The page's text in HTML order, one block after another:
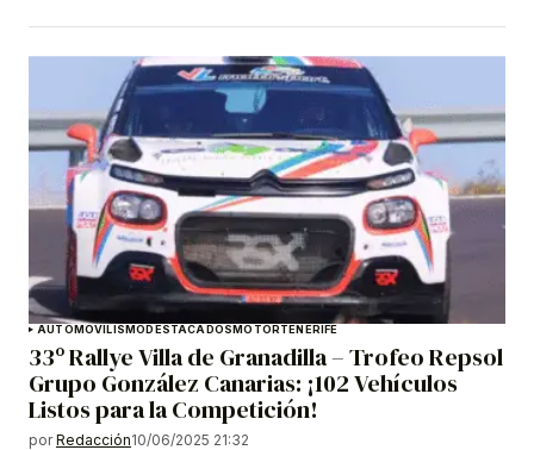
AUTOMOVILISMODESTACADOSMOTORTENERIFE
33º Rallye Villa de Granadilla – Trofeo Repsol
Grupo González Canarias: ¡102 Vehículos
Listos para la Competición!
por Redacción10/06/2025 21:32